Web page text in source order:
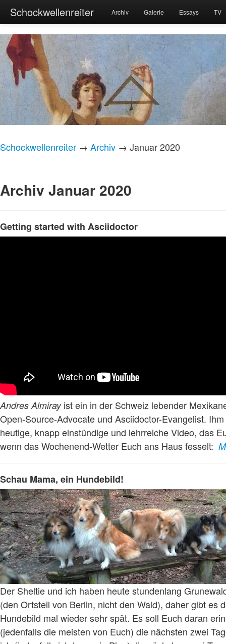
Schockwellenreiter Archiv Galerie Essays TV
Schockwellenreiter → Archiv → Januar 2020
Archiv Januar 2020
Getting started with Asciidoctor
Andres Almirayist ein in der Schweiz lebender
Open-Source-Advocate und Asciidoctor-Evangelist.
heutige, knapp einstündige und lehrreiche Video, das
wenn das Wochenend-Wetter Euch ans Haus fesselt:
Schau Mama, ein Hundebild!
Der Sheltie und ich haben heute stundenlang
(den Ortsteil von Berlin, nicht den Wald), daher gibt es
Hundebild mal wieder sehr spät. Es soll Euch daran
(jedenfalls die meisten von Euch) die nächsten zwei